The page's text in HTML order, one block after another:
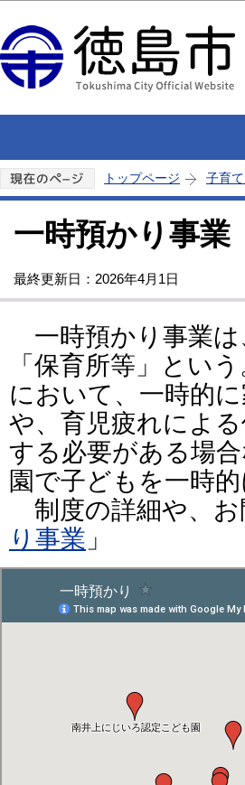
トップページ 子育
一時預かり事業
最終更新日：2026年4月1日
一時預かり事業は
「保育所等」とい
において、一時的
や、育児疲れによ
する必要がある場
園で子どもを一時
制度の詳細や、
り事業 」